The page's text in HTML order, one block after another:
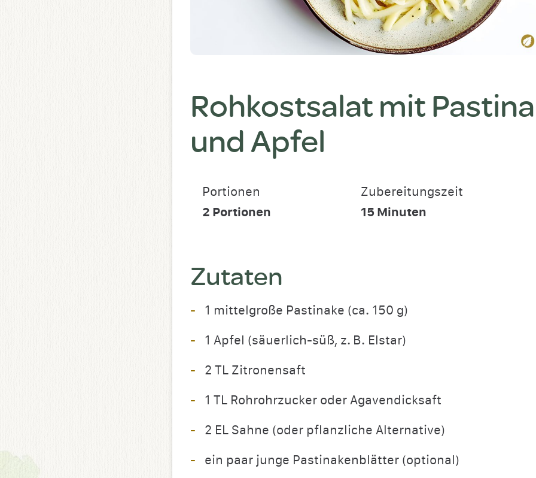
Rohkostsalat mit
und Apfel
Portionen
2 Portionen
Zubereitungszeit
15 Minuten
Zutaten
1 mittelgroße Pastinake (ca. 150 g)
1 Apfel (säuerlich-süß, z. B. Elstar)
2 TL Zitronensaft
1 TL Rohrohrzucker oder Agavendicksaft
2 EL Sahne (oder pflanzliche Alternative)
ein paar junge Pastinakenblätter (optional)